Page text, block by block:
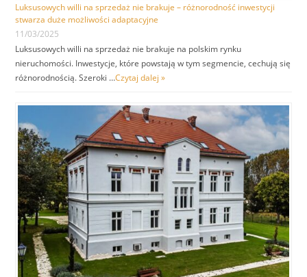
Luksusowych willi na sprzedaż nie brakuje – różnorodność inwestycji
stwarza duże możliwości adaptacyjne
11/03/2025
Luksusowych willi na sprzedaż nie brakuje na polskim rynku
nieruchomości. Inwestycje, które powstają w tym segmencie, cechują się
różnorodnością. Szeroki …Czytaj dalej »